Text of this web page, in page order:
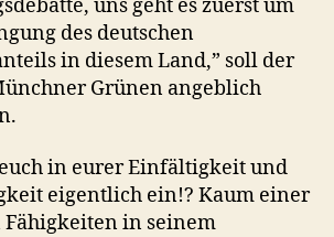
uns geht es zuerst um
des deutschen
in diesem Land,” soll der
Grünen angeblich
in eurer Einfältigkeit und
eigentlich ein!? Kaum einer
in seinem